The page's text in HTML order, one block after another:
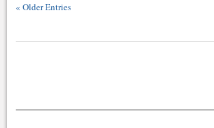
« Older Entries